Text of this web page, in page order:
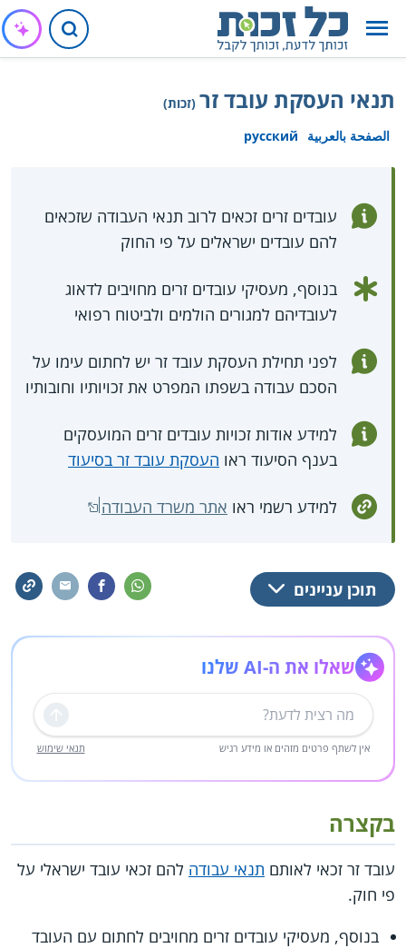
תנאי העסקת עובד זר (זכות)
الصفحة بالعربية
русский
עובדים זרים זכאים לרוב תנאי העבודה שזכאים
להם עובדים ישראלים על פי החוק
בנוסף, מעסיקי עובדים זרים מחויבים לדאוג
לעובדיהם למגורים הולמים ולביטוח רפואי
לפני תחילת העסקת עובד זר יש לחתום עימו על
הסכם עבודה בשפתו המפרט את זכויותיו וחובותיו
למידע אודות זכויות עובדים זרים המועסקים
בענף הסיעוד ראו העסקת עובד זר בסיעוד
למידע רשמי ראו אתר משרד העבודה
תוכן עניינים
שאלו את ה-AI שלנו
שליחה
אין לשתף פרטים מזהים או מידע רגיש תנאי שימוש
בקצרה
עובד זר זכאי לאותם תנאי עבודה להם זכאי עובד ישראלי על
פי חוק.
בנוסף, מעסיקי עובדים זרים מחויבים לחתום עם העובד